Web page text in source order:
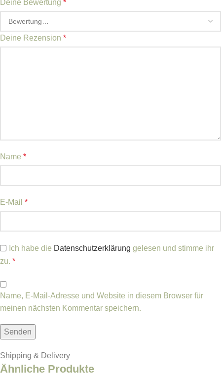
Deine Bewertung *
Deine Rezension *
Name *
E-Mail *
Ich habe die Datenschutzerklärung gelesen und stimme ihr
zu. *
Name, E-Mail-Adresse und Website in diesem Browser für
meinen nächsten Kommentar speichern.
Shipping & Delivery
Ähnliche Produkte